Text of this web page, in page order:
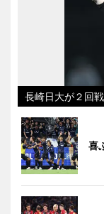
長崎日大が２回
喜